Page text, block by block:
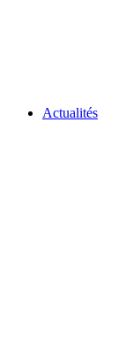
Actualités